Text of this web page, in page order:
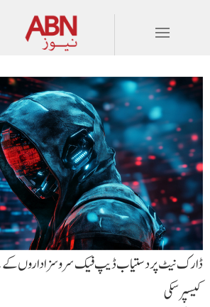
ڈارک نیٹ پر دستیاب ڈیپ فیک سروسز اداروں کے
کیسپرسکی